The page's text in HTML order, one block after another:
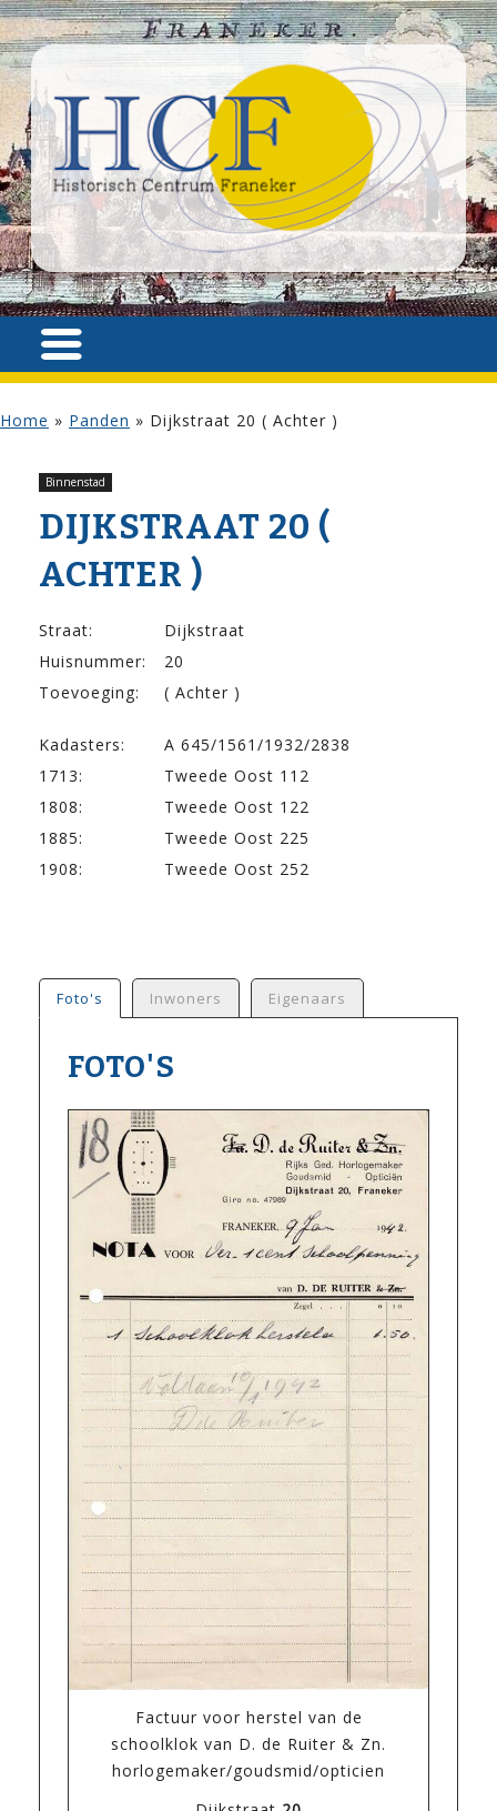
Home » Panden » Dijkstraat 20 ( Achter )
Binnenstad
DIJK­STRAAT 20 (
ACHTER )
Straat:
Dijkstraat
Huisnummer:
20
Toevoeging:
( Achter )
Kadasters:
A 645/1561/1932/2838
1713:
Tweede Oost 112
1808:
Tweede Oost 122
1885:
Tweede Oost 225
1908:
Tweede Oost 252
Foto's Inwoners Eigenaars
FOTO'S
Factuur voor herstel van de
schoolklok van D. de Ruiter & Zn.
horlogemaker/goudsmid/opticien